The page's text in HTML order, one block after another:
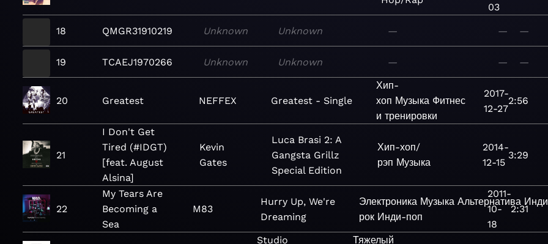
03
18 QMGR31910219 Unknown Unknown — — —
19 TCAEJ1970266 Unknown Unknown — — —
20 Greatest NEFFEX Greatest - Single
Хип-
хоп Музыка Фитнес
и тренировки
2017-
12-27
2:56
21
I Don't Get
Tired (#IDGT)
[feat. August
Alsina]
Kevin
Gates
Luca Brasi 2: A
Gangsta Grillz
Special Edition
Хип-хоп/
рэп Музыка
2014-
12-15
3:29
22
My Tears Are
Becoming a
Sea
M83
Hurry Up, We're
Dreaming
Электроника Музыка Альтернатива
рок Инди-поп
2011-
10-
18
2:31
Studio Тяжелый